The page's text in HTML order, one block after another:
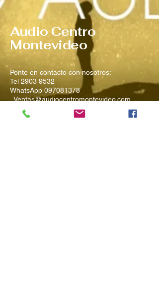
Audio Centro
Montevideo
Ponte en contacto con nosotros:
Tel 2903 9532
WhatsApp 097081378
Ventas@audiocentromontevideo.com
Audiocentromontevideo.com